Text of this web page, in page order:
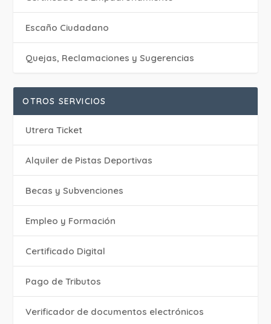
Escaño Ciudadano
Quejas, Reclamaciones y Sugerencias
OTROS SERVICIOS
Utrera Ticket
Alquiler de Pistas Deportivas
Becas y Subvenciones
Empleo y Formación
Certificado Digital
Pago de Tributos
Verificador de documentos electrónicos